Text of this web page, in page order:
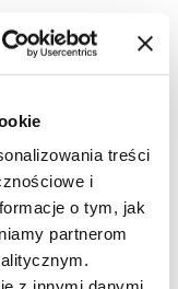
treści
i
o tym, jak
partnerom